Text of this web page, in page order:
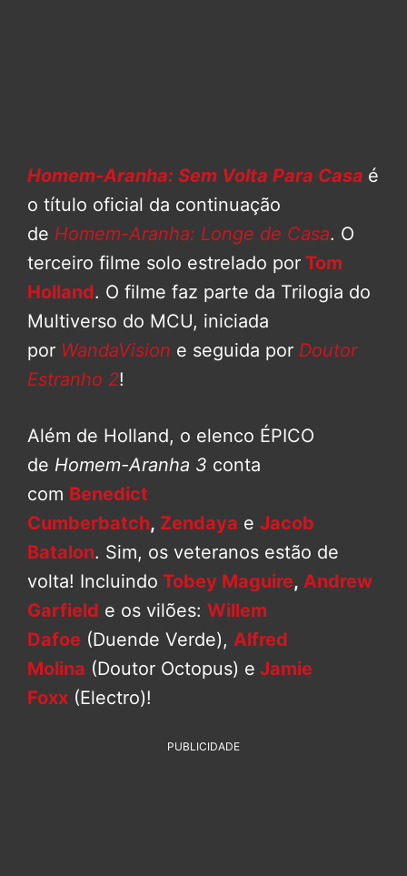
Homem-Aranha: Sem Volta Para Casa é
o título oficial da continuação
de Homem-Aranha: Longe de Casa. O
terceiro filme solo estrelado por Tom
Holland. O filme faz parte da Trilogia do
Multiverso do MCU, iniciada
por WandaVision e seguida por Doutor
Estranho 2!
Além de Holland, o elenco ÉPICO
de Homem-Aranha 3 conta
com Benedict
Cumberbatch, Zendaya e Jacob
Batalon. Sim, os veteranos estão de
volta! Incluindo Tobey Maguire, Andrew
Garfield e os vilões: Willem
Dafoe (Duende Verde), Alfred
Molina (Doutor Octopus) e Jamie
Foxx (Electro)!
PUBLICIDADE